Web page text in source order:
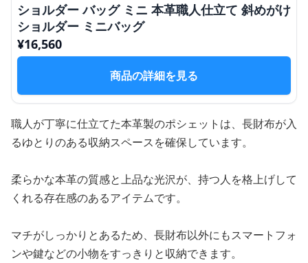
ショルダー バッグ ミニ 本革職人仕立て 斜めがけ
ショルダー ミニバッグ
¥16,560
商品の詳細を見る
職人が丁寧に仕立てた本革製のポシェットは、長財布が入
るゆとりのある収納スペースを確保しています。
柔らかな本革の質感と上品な光沢が、持つ人を格上げして
くれる存在感のあるアイテムです。
マチがしっかりとあるため、長財布以外にもスマートフォ
ンや鍵などの小物をすっきりと収納できます。